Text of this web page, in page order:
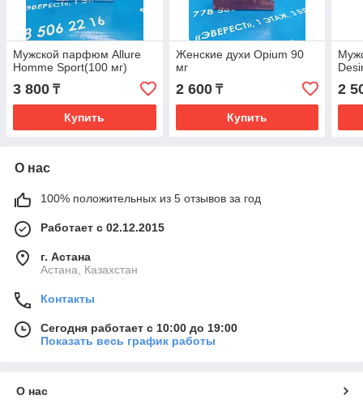
Мужской парфюм Allure
Homme Sport(100 мг)
3 800 ₸
Купить
Женские духи Opium 90
мг
2 600₸
Купить
2
О нас
100% положительных из 5 отзывов за год
Работает с 02.12.2015
г. Астана
Астана, Казахстан
Контакты
Сегодня работает с 10:00 до 19:00
Показать весь график работы
О нас